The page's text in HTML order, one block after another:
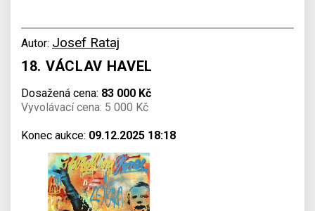
Autor: Josef Rataj
18. VÁCLAV HAVEL
Dosažená cena: 83 000 Kč
Vyvolávací cena: 5 000 Kč
Konec aukce: 09.12.2025 18:18